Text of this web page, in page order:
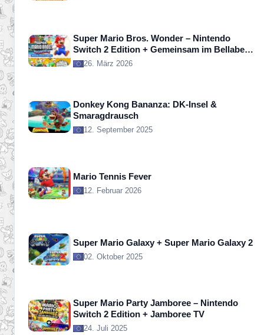
Super Mario Bros. Wonder – Nintendo
Switch 2 Edition + Gemeinsam im Bellabel-
Park26. März 2026
Donkey Kong Bananza: DK-Insel &
Smaragdrausch
12. September 2025
Mario Tennis Fever
12. Februar 2026
Super Mario Galaxy + Super Mario Galaxy 2
02. Oktober 2025
Super Mario Party Jamboree – Nintendo
Switch 2 Edition + Jamboree TV
24. Juli 2025